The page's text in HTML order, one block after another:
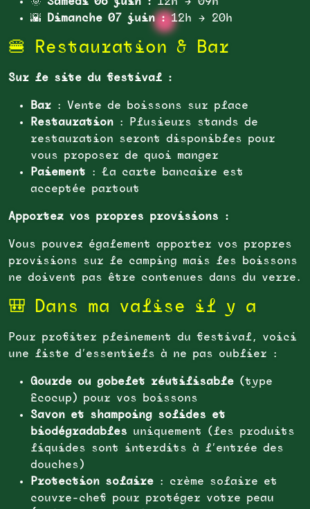
🌇
Dimanche 07 juin :12h → 20h
🍔 Restauration & Bar
Sur le site du festival :
Bar : Vente de boissons sur place
Restauration : Plusieurs stands de
restauration seront disponibles pour
vous proposer de quoi manger
Paiement : La carte bancaire est
acceptée partout
Apportez vos propres provisions :
Vous pouvez également apporter vos propres
provisions sur le camping mais les boissons
ne doivent pas être contenues dans du verre.
🎒 Dans ma valise il y a
Pour profiter pleinement du festival, voici
une liste d’essentiels à ne pas oublier :
Gourde ou gobelet réutilisable (type
Ecocup) pour vos boissons
Savon et shampoing solides et
biodégradables uniquement (les produits
liquides sont interdits à l’entrée des
douches)
Protection solaire : crème solaire et
couvre-chef pour protéger votre peau